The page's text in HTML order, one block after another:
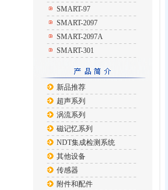
SMART-97
SMART-2097
SMART-2097A
SMART-301
新品推荐
超声系列
涡流系列
磁记忆系列
NDT集成检测系统
其他设备
传感器
附件和配件